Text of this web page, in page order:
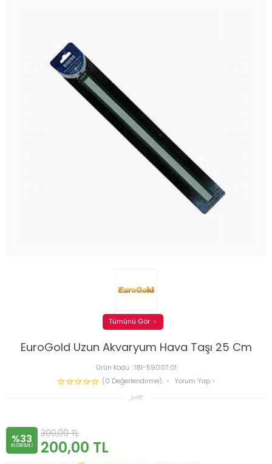
EuroGold Uzun Akvaryum Hava Taşı 25 Cm
Ürün Kodu :181-59007.01
(0 Değerlendirme)
Yorum Yap
Tümünü Gör
%33
INDIRIMLI
300,00TL
200,00 TL